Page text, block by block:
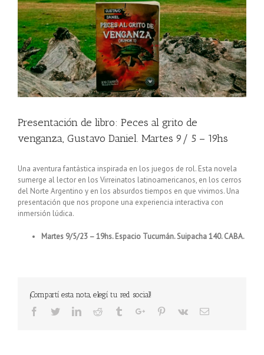
Presentación de libro: Peces al grito de
venganza, Gustavo Daniel. Martes 9/ 5 – 19hs
Una aventura fantástica inspirada en los juegos de rol. Esta novela
sumerge al lector en los Virreinatos latinoamericanos, en los cerros
del Norte Argentino y en los absurdos tiempos en que vivimos. Una
presentación que nos propone una experiencia interactiva con
inmersión lúdica.
Martes 9/5/23 – 19hs. Espacio Tucumán. Suipacha 140. CABA.
¡Compartí esta nota, elegí tu red social!
Facebook
TwitterLinkedinReddit TumblrGoogle+Pinterest
Vk Email